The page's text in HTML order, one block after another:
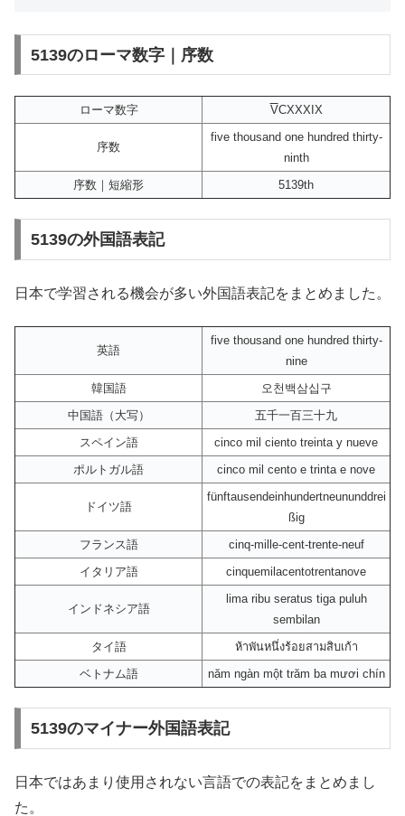
5139のローマ数字｜序数
ローマ数字 VCXXXIX
序数
five thousand one hundred thirty-
ninth
序数｜短縮形
5139th
5139の外国語表記
日本で学習される機会が多い外国語表記をまとめました。
英語
five thousand one hundred thirty-
nine
韓国語
오천백삼십구
中国語（大写）
五千一百三十九
スペイン語
cinco mil ciento treinta y nueve
ポルトガル語
cinco mil cento e trinta e nove
ドイツ語
fünftausendeinhundertneununddrei
ßig
フランス語
cinq-mille-cent-trente-neuf
イタリア語
cinquemilacentotrentanove
インドネシア語
lima ribu seratus tiga puluh
sembilan
タイ語
ห้าพันหนึ่งร้อยสามสิบเก้า
ベトナム語
năm ngàn một trăm ba mươi chín
5139のマイナー外国語表記
日本ではあまり使用されない言語での表記をまとめまし
た。